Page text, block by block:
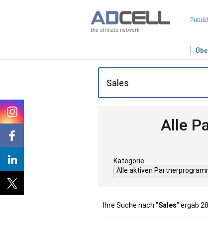
the affiliate network
Alle
Kategorie
Alle aktiven
Ihre Suche nach "Sales" ergab